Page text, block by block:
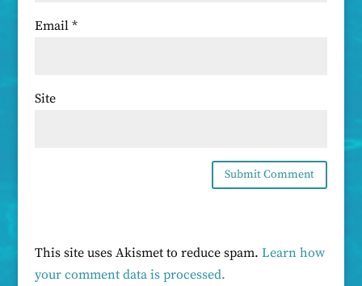
Email *
Site
This site uses Akismet to reduce spam. Learn how
your comment data is processed.